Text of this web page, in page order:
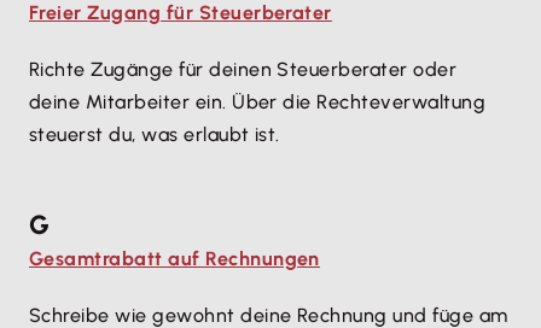
Freier Zugang für Steuerberater
Richte Zugänge für deinen Steuerberater oder
deine Mitarbeiter ein. Über die Rechteverwaltung
steuerst du, was erlaubt ist.
G
Gesamtrabatt auf Rechnungen
Schreibe wie gewohnt deine Rechnung und füge am